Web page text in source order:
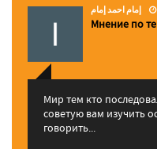
إمام احمد إمام
Мнение по
Мир тем кто
советую вам изучить
говорить...